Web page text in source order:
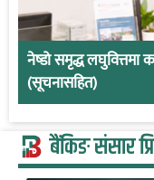
नेष्डो समृद्ध
(सूचनासहित)
बैंकिङ संसार